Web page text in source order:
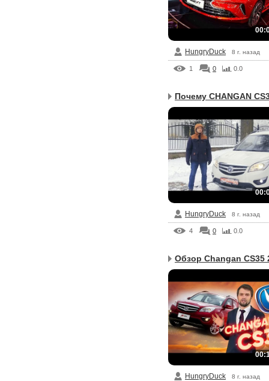
HungryDuck 8 г. назад
1 0 0.0
HungryDuck 8 г. назад
4 0 0.0
Обзор Changan CS35
HungryDuck 8 г. назад